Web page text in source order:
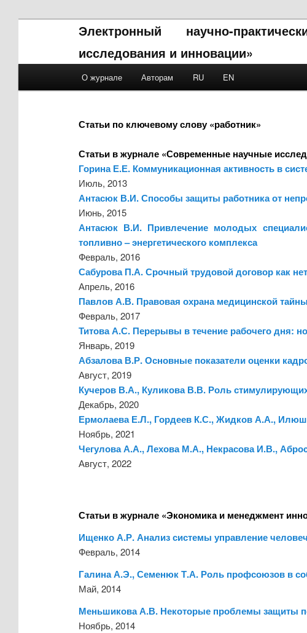
Электронный научно-
исследования и инновации»
Skip to primary content
Skip to secondary content
О журнале Авторам RU EN
Статьи по ключевому слову «работник»
Статьи в журнале «Современные научные
Горина Е.Е. Коммуникационная активность в
Июль, 2013
Антасюк В.И. Способы защиты работника от
Июнь, 2015
Антасюк В.И. Привлечение молодых
топливно – энергетического комплекса
Февраль, 2016
Сабурова П.А. Срочный трудовой договор как
Апрель, 2016
Павлов А.В. Правовая охрана медицинской
Февраль, 2017
Титова А.С. Перерывы в течение рабочего дня:
Январь, 2019
Абзалова В.Р. Основные показатели оценки
Август, 2019
Кучеров В.А., Куликова В.В. Роль
Декабрь, 2020
Ермолаева Е.Л., Гордеев К.С., Жидков А.А.,
Ноябрь, 2021
Чегулова А.А., Лехова М.А., Некрасова И.В.,
Август, 2022
Статьи в журнале «Экономика и менеджмент
Ищенко А.Р. Анализ системы управление
Февраль, 2014
Галина А.Э., Семенюк Т.А. Роль профсоюзов в
Май, 2014
Меньшикова А.В. Некоторые проблемы защиты
Ноябрь, 2014